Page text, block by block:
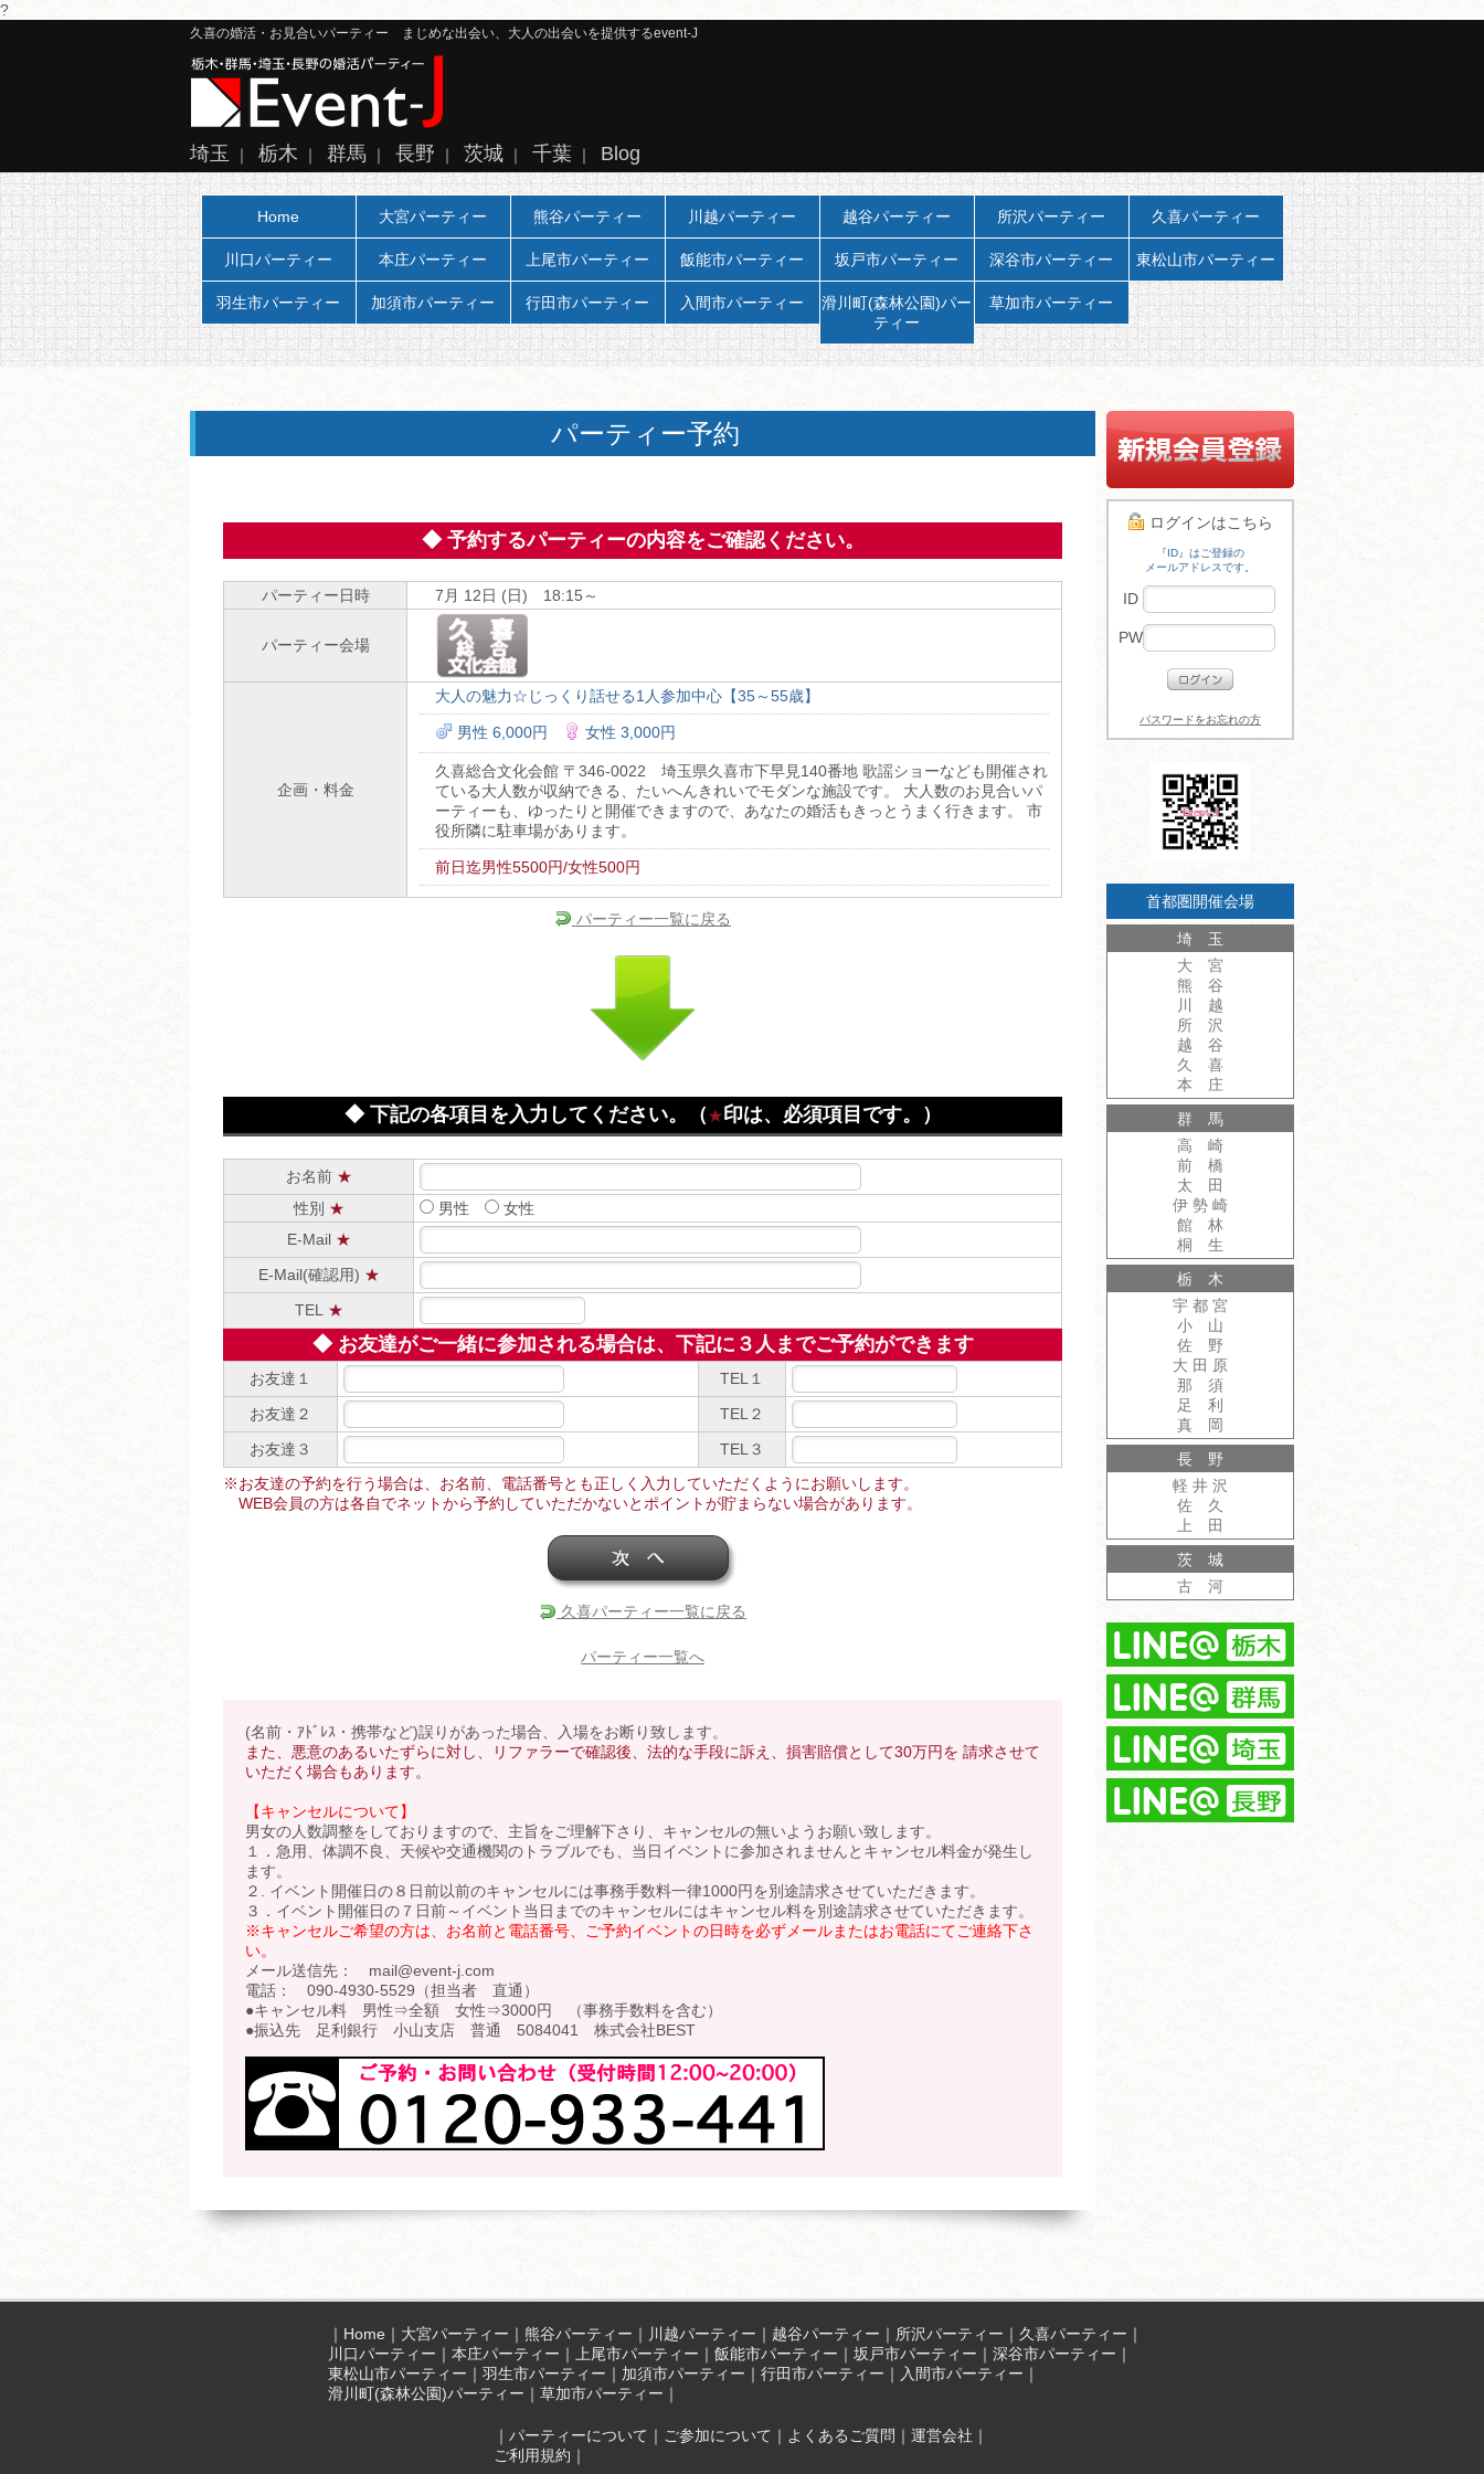
?
久喜の婚活・お見合いパーティー まじめな出会い、大人の出会いを提供するevent-J
埼玉 ｜ 栃木 ｜ 群馬 ｜ 長野 ｜ 茨城 ｜ 千葉 ｜ Blog
Home 大宮パーティー 熊谷パーティー 川越パーティー 越谷パーティー 所沢パーティー 久喜パーティー
川口パーティー 本庄パーティー 上尾市パーティー 飯能市パーティー 坂戸市パーティー 深谷市パーティー 東松山市パーティー
羽生市パーティー 加須市パーティー 行田市パーティー 入間市パーティー
滑川町(森林公園)パー
ティー
草加市パーティー
パーティー予約
◆ 予約するパーティーの内容をご確認ください。
パーティー日時 7月 12日 (日) 18:15～
パーティー会場
企画・料金
大人の魅力☆じっくり話せる1人参加中心【35～55歳】
男性 6,000円 女性 3,000円
久喜総合文化会館 〒346-0022 埼玉県久喜市下早見140番地 歌謡ショーなども開催され
ている大人数が収納できる、たいへんきれいでモダンな施設です。 大人数のお見合いパ
ーティーも、ゆったりと開催できますので、あなたの婚活もきっとうまく行きます。 市
役所隣に駐車場があります。
前日迄男性5500円/女性500円
パーティー一覧に戻る
◆ 下記の各項目を入力してください。（★印は、必須項目です。）
お名前 ★
性別 ★ 男性
女性
E-Mail ★
E-Mail(確認用) ★
TEL ★
◆ お友達がご一緒に参加される場合は、下記に３人までご予約ができます
お友達１
TEL１
お友達２
TEL２
お友達３
TEL３
※お友達の予約を行う場合は、お名前、電話番号とも正しく入力していただくようにお願いします。
WEB会員の方は各自でネットから予約していただかないとポイントが貯まらない場合があります。
久喜パーティー一覧に戻る
パーティー一覧へ
(名前・ｱﾄﾞﾚｽ・携帯など)誤りがあった場合、入場をお断り致します。
また、悪意のあるいたずらに対し、リファラーで確認後、法的な手段に訴え、損害賠償として30万円を 請求させて
いただく場合もあります。
【キャンセルについて】
男女の人数調整をしておりますので、主旨をご理解下さり、キャンセルの無いようお願い致します。
１．急用、体調不良、天候や交通機関のトラブルでも、当日イベントに参加されませんとキャンセル料金が発生し
ます。
２. イベント開催日の８日前以前のキャンセルには事務手数料一律1000円を別途請求させていただきます。
３．イベント開催日の７日前～イベント当日までのキャンセルにはキャンセル料を別途請求させていただきます。
※キャンセルご希望の方は、お名前と電話番号、ご予約イベントの日時を必ずメールまたはお電話にてご連絡下さ
い。
メール送信先： mail@event-j.com
電話： 090-4930-5529（担当者 直通）
●キャンセル料 男性⇒全額 女性⇒3000円 （事務手数料を含む）
●振込先 足利銀行 小山支店 普通 5084041 株式会社BEST
ログインはこちら
『ID』はご登録の
メールアドレスです。
ID
PW
パスワードをお忘れの方
首都圏開催会場
埼 玉
大 宮
熊 谷
川 越
所 沢
越 谷
久 喜
本 庄
群 馬
高 崎
前 橋
太 田
伊 勢 崎
館 林
桐 生
栃 木
宇 都 宮
小 山
佐 野
大 田 原
那 須
足 利
真 岡
長 野
軽 井 沢
佐 久
上 田
茨 城
古 河
｜ Home ｜ 大宮パーティー ｜ 熊谷パーティー ｜ 川越パーティー ｜ 越谷パーティー ｜ 所沢パーティー ｜ 久喜パーティー ｜
川口パーティー ｜ 本庄パーティー ｜ 上尾市パーティー ｜ 飯能市パーティー ｜ 坂戸市パーティー ｜ 深谷市パーティー ｜
東松山市パーティー ｜ 羽生市パーティー ｜ 加須市パーティー ｜ 行田市パーティー ｜ 入間市パーティー ｜
滑川町(森林公園)パーティー ｜ 草加市パーティー ｜
｜ パーティーについて ｜ ご参加について ｜ よくあるご質問 ｜ 運営会社 ｜
ご利用規約 ｜